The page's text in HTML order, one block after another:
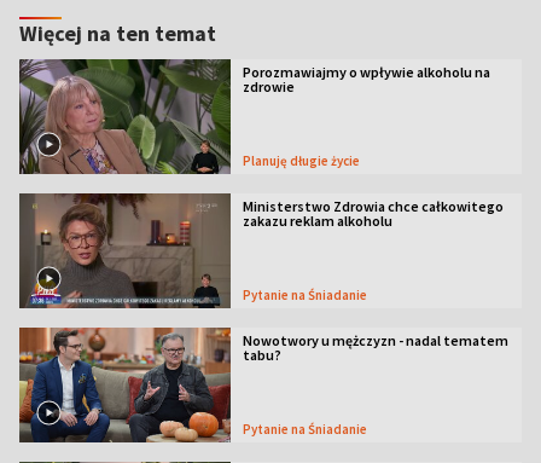
Więcej na ten temat
Porozmawiajmy o wpływie alkoholu na
zdrowie
Planuję długie życie
Ministerstwo Zdrowia chce całkowitego
zakazu reklam alkoholu
Pytanie na Śniadanie
Nowotwory u mężczyzn - nadal tematem
tabu?
Pytanie na Śniadanie